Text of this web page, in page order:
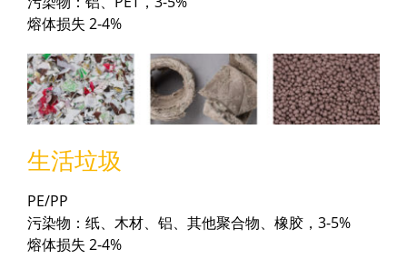
熔体损失 2-4%
生活垃圾
PE/PP
污染物：纸、木材、铝、其他聚合物、橡胶，3-5%
熔体损失 2-4%